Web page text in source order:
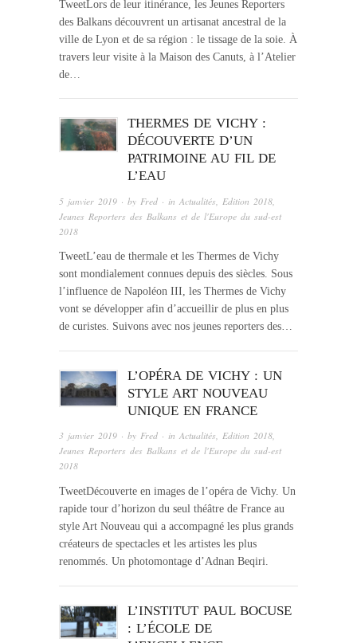
TweetLors de leur itinérance, les Jeunes Reporters
des Balkans découvrent un artisanat ancestral de la
ville de Lyon et de sa région : le tissage de la soie. À
travers leur visite à la Maison des Canuts, à l’Atelier
de…
THERMES DE VICHY :
DÉCOUVERTE D’UN
PATRIMOINE AU FIL DE
L’EAU
5 janvier 2019 · by Fred · in Actualités Edition 2018
Jeunes Reporters des Balkans et de l'Europe du sud-est
2018
TweetL’eau de thermale et les Thermes de Vichy
sont mondialement connues depuis des siècles. Sous
l’influence de Napoléon III, les Thermes de Vichy
vont se développer afin d’accueillir de plus en plus
de curistes. Suivons avec nos jeunes reporters des…
L’OPÉRA DE VICHY : UN
STYLE ART NOUVEAU
UNIQUE EN FRANCE
3 janvier 2019 · by Fred · in Actualités, Edition 2018,
Jeunes Reporters des Balkans et de l'Europe du sud-est
2018
TweetDécouverte en images de l’opéra de Vichy. Un
rapide tour d’horizon du seul théâtre de France au
style Art Nouveau qui a accompagné les plus grands
créateurs de spectacles et les artistes les plus
renommés. Un photomontage d’Adnan Beqiri.
L’INSTITUT PAUL BOCUSE
: L’ÉCOLE DE